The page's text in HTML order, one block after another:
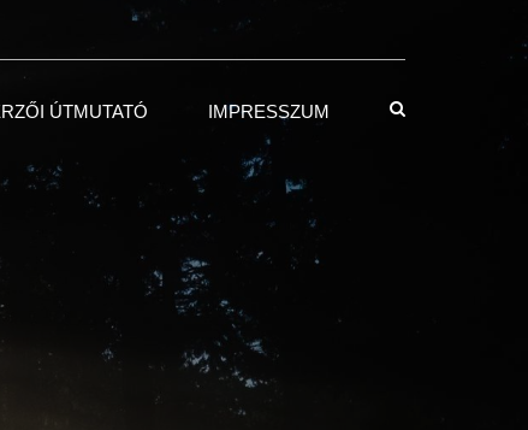
ÚTMUTATÓ IMPRESSZUM